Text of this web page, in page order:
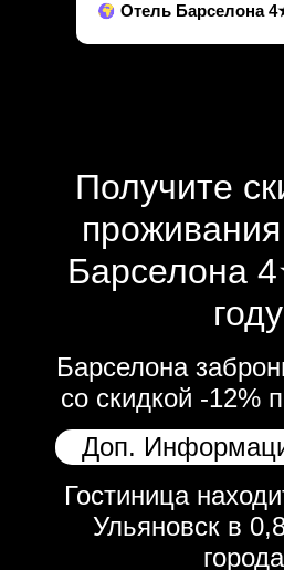
Отель Барселона
Получите
Барселона
году
Барселона
со скидкой -12%
Доп.
Гостиница
Ульяновск в